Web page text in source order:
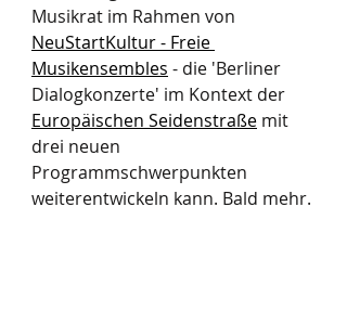
Musikrat im Rahmen von
NeuStartKultur - Freie
Musikensembles - die 'Berliner
Dialogkonzerte' im Kontext der
Europäischen Seidenstraße mit
drei neuen
Programmschwerpunkten
weiterentwickeln kann. Bald mehr.